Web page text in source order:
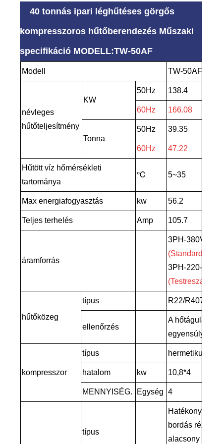
40 tonnás ipari léghűtéses görgős
kompresszoros hűtőberendezés Műszaki
specifikáció MODELL:TW-50AF
Modell TW-50AF
névleges
hűtőteljesítmény
KW
50Hz 138.4
60Hz 166.08
Tonna
50Hz 39.35
60Hz 47.22
Hűtött víz hőmérsékleti
tartománya
℃ 5~35
Max energiafogyasztás kw 56.2
Teljes terhelés Amp 105.7
áramforrás
3PH-380V-
(Standard)
3PH-220-
(Testreszabott)
hűtőközeg
típus R22/R407C/
ellenőrzés
A hőtágulási
egyensúlya
kompresszor
típus hermetikus
hatalom kw 10,8*4
MENNYISÉG. Egység 4
típus
Hatékony
bordás réz
alacsony